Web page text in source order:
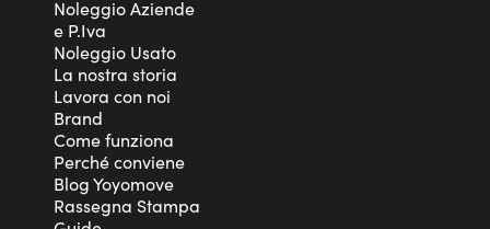
Noleggio Aziende
e P.Iva
Noleggio Usato
La nostra storia
Lavora con noi
Brand
Come funziona
Perché conviene
Blog Yoyomove
Rassegna Stampa